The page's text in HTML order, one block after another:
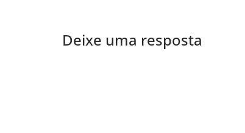
Deixe uma resposta